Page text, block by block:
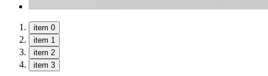
item 0
item 1
item 2
item 3